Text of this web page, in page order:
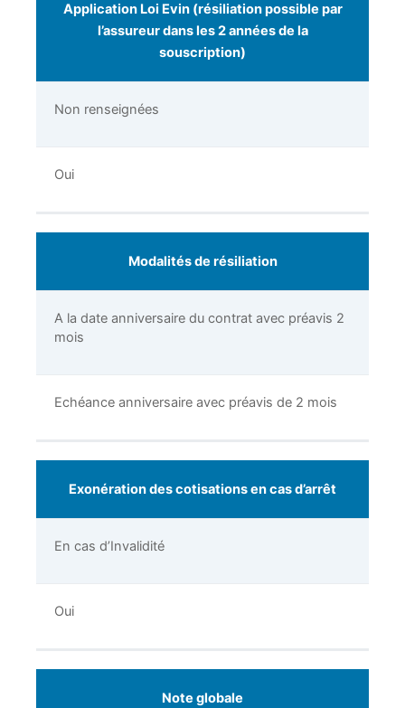
Application Loi Evin (résiliation possible par
l’assureur dans les 2 années de la
souscription)
Non renseignées
Oui
Modalités de résiliation
A la date anniversaire du contrat avec préavis 2
mois
Echéance anniversaire avec préavis de 2 mois
Exonération des cotisations en cas d’arrêt
En cas d’Invalidité
Oui
Note globale